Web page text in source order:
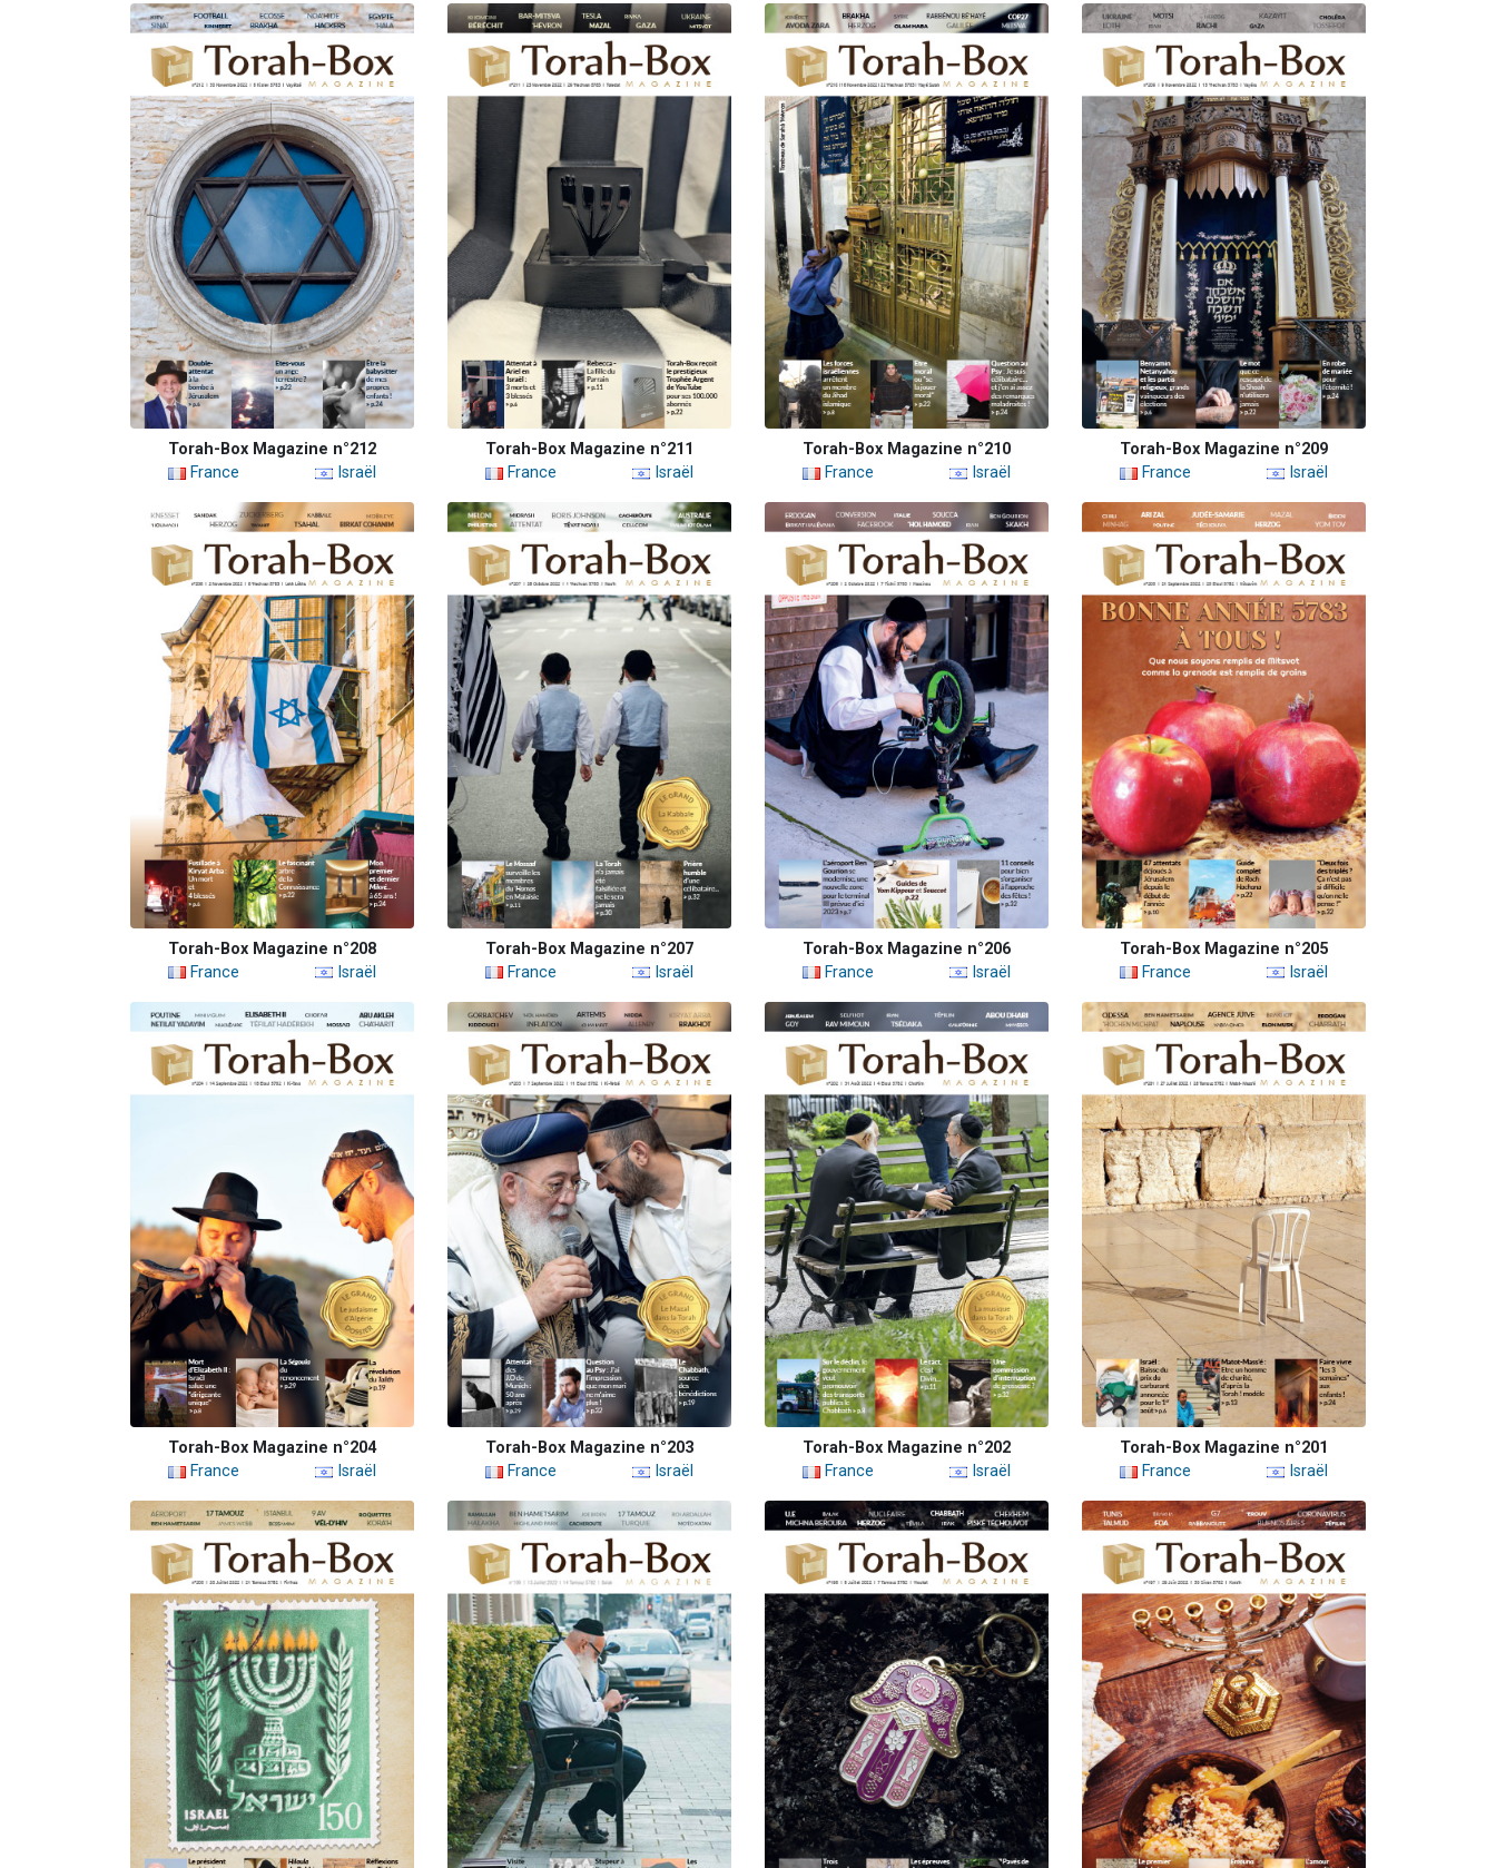
Torah-Box Magazine n°212
France
Israël
Torah-Box Magazine n°211
France
Israël
Torah-Box Magazine n°210
France
Israël
Torah-Box Magazine n°209
France
Israël
Torah-Box Magazine n°208
France
Israël
Torah-Box Magazine n°207
France
Israël
Torah-Box Magazine n°206
France
Israël
Torah-Box Magazine n°205
France
Israël
Torah-Box Magazine n°204
France
Israël
Torah-Box Magazine n°203
France
Israël
Torah-Box Magazine n°202
France
Israël
Torah-Box Magazine n°201
France
Israël